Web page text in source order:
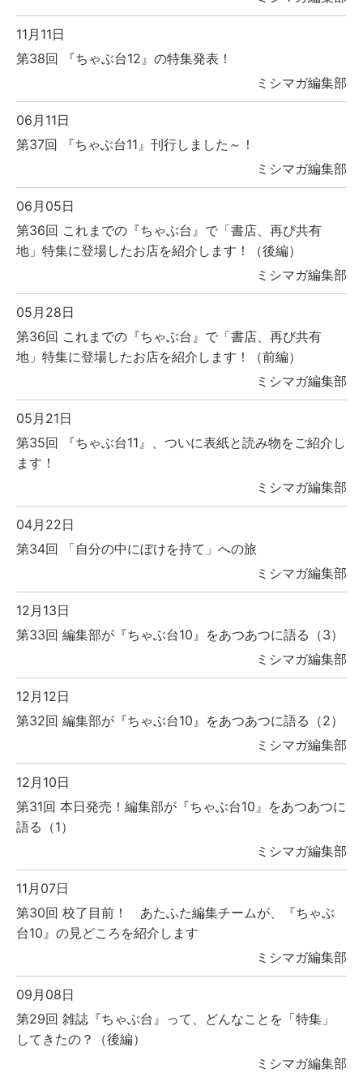
11月11日
第38回 『ちゃぶ台12』の特集発表！
ミシマガ編集部
06月11日
第37回 『ちゃぶ台11』刊行しました～！
ミシマガ編集部
06月05日
第36回 これまでの『ちゃぶ台』で「書店、再び共有
地」特集に登場したお店を紹介します！（後編）
ミシマガ編集部
05月28日
第36回 これまでの『ちゃぶ台』で「書店、再び共有
地」特集に登場したお店を紹介します！（前編）
ミシマガ編集部
05月21日
第35回 『ちゃぶ台11』、ついに表紙と読み物をご紹介し
ます！
ミシマガ編集部
04月22日
第34回 「自分の中にぼけを持て」への旅
ミシマガ編集部
12月13日
第33回 編集部が『ちゃぶ台10』をあつあつに語る（3）
ミシマガ編集部
12月12日
第32回 編集部が『ちゃぶ台10』をあつあつに語る（2）
ミシマガ編集部
12月10日
第31回 本日発売！編集部が『ちゃぶ台10』をあつあつに
語る（1）
ミシマガ編集部
11月07日
第30回 校了目前！ あたふた編集チームが、『ちゃぶ
台10』の見どころを紹介します
ミシマガ編集部
09月08日
第29回 雑誌『ちゃぶ台』って、どんなことを「特集」
してきたの？（後編）
ミシマガ編集部